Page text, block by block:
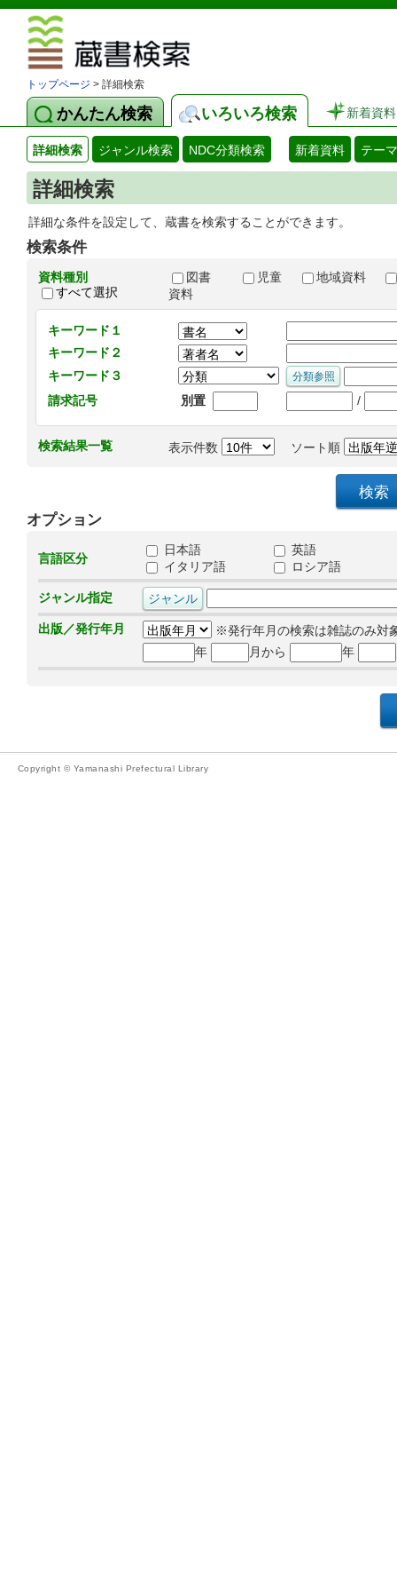
トップページ > 詳細検索
かんたん検索 いろいろ検索 新着資料
詳細検索 ジャンル検索 NDC分類検索 新着資料 テー
詳細検索
詳細な条件を設定して、蔵書を検索することができます。
検索条件
資料種別
すべて選択
図書 児童
地域資料
資料
キーワード１
キーワード２
キーワード３
請求記号
別置 /
検索結果一覧 表示件数 ソート順
オプション
言語区分
日本語
英語
イタリア語
ロシア語
ジャンル指定
出版／発行年月
※発行年月の検索は雑誌のみ対
年
月から 年
Copyright © Yamanashi Prefectural Library